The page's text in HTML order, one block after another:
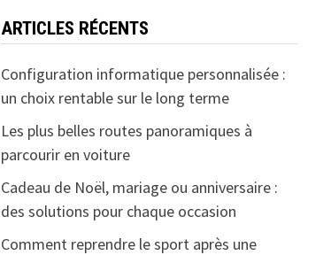
ARTICLES RÉCENTS
Configuration informatique personnalisée :
un choix rentable sur le long terme
Les plus belles routes panoramiques à
parcourir en voiture
Cadeau de Noël, mariage ou anniversaire :
des solutions pour chaque occasion
Comment reprendre le sport après une